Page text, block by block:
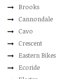
Brooks
Cannondale
Cavo
Crescent
Eastern Bikes
Ecoride